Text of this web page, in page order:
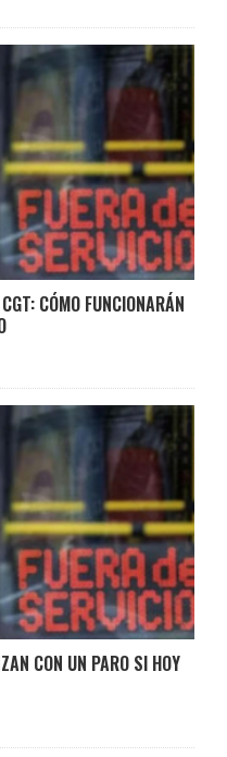
CÓMO FUNCIONARÁN
CON UN PARO SI HOY